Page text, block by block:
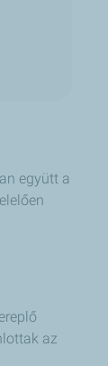
együtt a
az